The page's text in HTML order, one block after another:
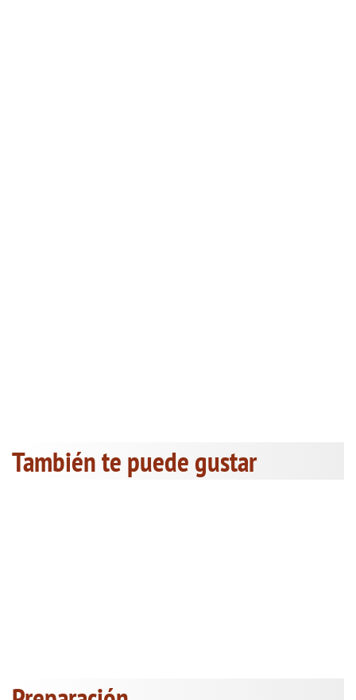
También te puede gustar